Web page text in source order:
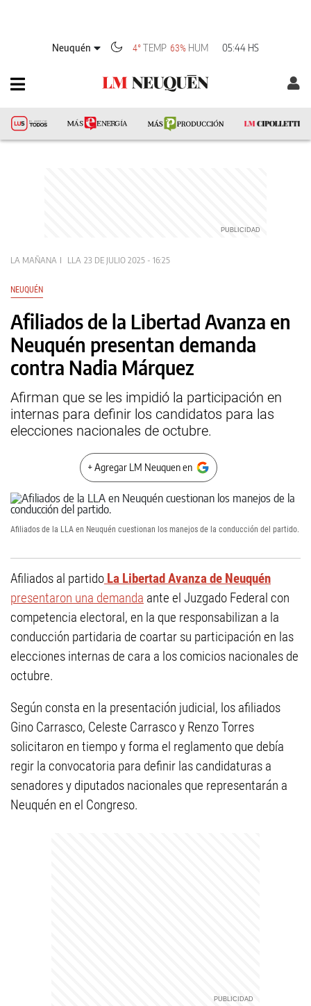
Neuquén 4° TEMP 63% HUM 05:44 HS
LA MAÑANA LLA 23 DE JULIO 2025 - 16:25
NEUQUÉN
Afiliados de la Libertad Avanza en
Neuquén presentan demanda
contra Nadia Márquez
Afirman que se les impidió la participación en
internas para definir los candidatos para las
elecciones nacionales de octubre.
+ Agregar LM Neuquen en
Afiliados de la LLA en Neuquén cuestionan los manejos de la conducción del partido.
Afiliados al partido La Libertad Avanza de Neuquén
presentaron una demanda ante el Juzgado Federal con
competencia electoral, en la que responsabilizan a la
conducción partidaria de coartar su participación en las
elecciones internas de cara a los comicios nacionales de
octubre.
Según consta en la presentación judicial, los afiliados
Gino Carrasco, Celeste Carrasco y Renzo Torres
solicitaron en tiempo y forma el reglamento que debía
regir la convocatoria para definir las candidaturas a
senadores y diputados nacionales que representarán a
Neuquén en el Congreso.